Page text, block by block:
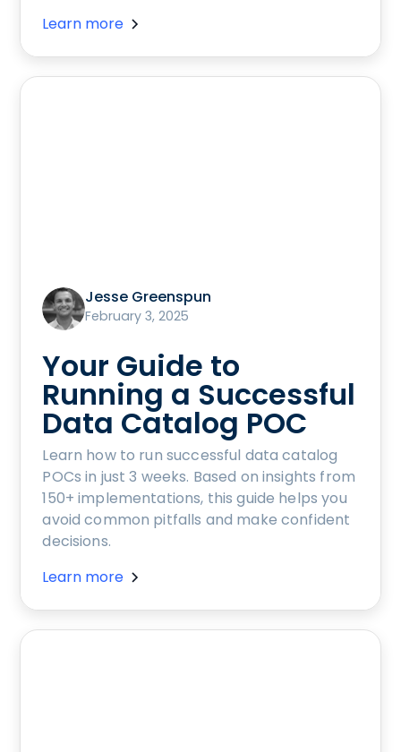
Learn more
Jesse Greenspun
February 3, 2025
Your Guide to
Running a Successful
Data Catalog POC
Learn how to run successful data catalog
POCs in just 3 weeks. Based on insights from
150+ implementations, this guide helps you
avoid common pitfalls and make confident
decisions.
Learn more